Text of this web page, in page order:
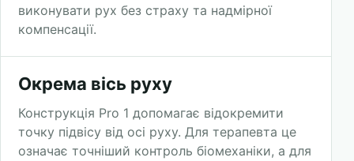
виконувати рух без страху та надмірної
компенсації.
Окрема вісь руху
Конструкція Pro 1 допомагає відокремити
точку підвісу від осі руху. Для терапевта це
означає точніший контроль біомеханіки, а для